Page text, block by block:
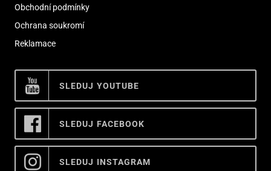
Obchodní podmínky
Ochrana soukromí
Reklamace
SLEDUJ YOUTUBE
SLEDUJ FACEBOOK
SLEDUJ INSTAGRAM